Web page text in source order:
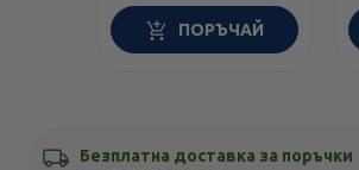
ПОРЪЧАЙ
Безплатна доставка за поръчки